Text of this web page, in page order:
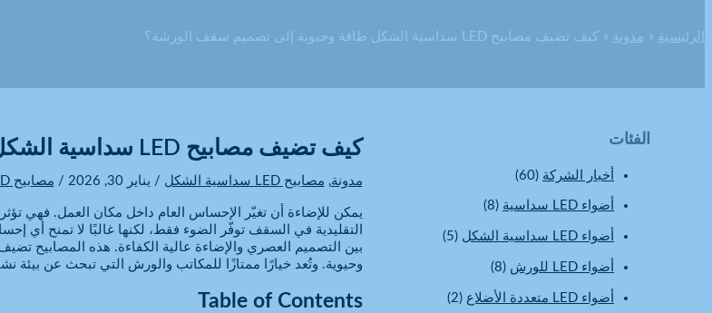
الرئيسية مدونة كيف تضيف مصابيح LED سداسية الشكل طاقة وحيوية إلى تصميم سقف الورشة؟
الفئات
أخبار الشركة (60)
أضواء LED سداسية (8)
أضواء LED سداسية الشكل (5)
أضواء LED للورش (8)
أضواء LED متعددة الأضلاع (2)
كيف تضيف مصابيح LED سداسية الشكل طاقة وحيوية إلى تصميم سقف الورشة؟
مدونة, مصابيح LED سداسية الشكل / يناير 30, 2026 / مصابيح LED سداسية الشكل
يمكن للإضاءة أن تغيّر الإحساس العام داخل مكان العمل. فهي
التقليدية في السقف توفّر الضوء فقط، لكنها غالبًا لا تمنح أي
بين التصميم العصري والإضاءة عالية الكفاءة. هذه المصابيح
وحيوية. وتُعد خيارًا ممتازًا للمكاتب والورش التي تبحث عن بيئة
Table of Contents